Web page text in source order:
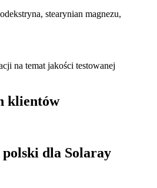
stearynian magnezu,
na temat jakości testowanej
klientów
dla Solaray